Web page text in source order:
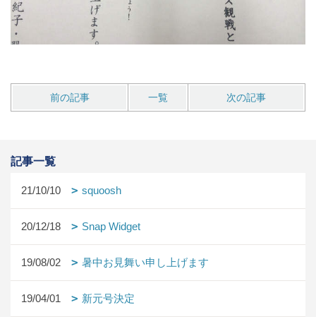
前の記事 一覧 次の記事
記事一覧
21/10/10 squoosh
20/12/18 Snap Widget
19/08/02 暑中お見舞い申し上げます
19/04/01 新元号決定